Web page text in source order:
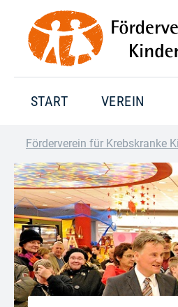
START VEREIN
Förderverein für Krebskranke